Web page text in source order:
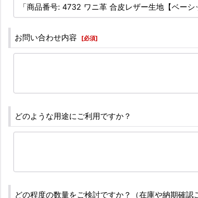
お問い合わせ内容 [必須]
どのような用途にご利用ですか？
どの程度の数量をご検討ですか？（在庫や納期確認